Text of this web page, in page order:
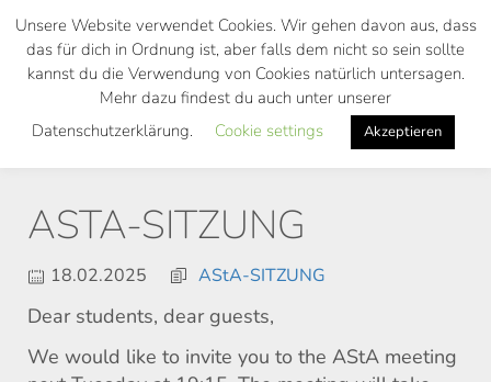
Skip
main
ASTA-SITZUNG
18.02.2025 AStA-SITZUNG
Dear students, dear guests,
We would like to invite you to the AStA meeting
Unsere Website verwendet Cookies. Wir gehen davon aus, dass
das für dich in Ordnung ist, aber falls dem nicht so sein sollte
kannst du die Verwendung von Cookies natürlich untersagen.
Mehr dazu findest du auch unter unserer
Datenschutzerklärung.
Cookie settings Akzeptieren